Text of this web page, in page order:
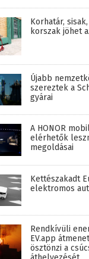
Korhatár,
korszak jöhet
Újabb
szereztek a
gyárai
A HONOR
elérhetők
megoldásai
Kettészakadt
elektromos
Rendkívüli
EV.app
ösztönzi a